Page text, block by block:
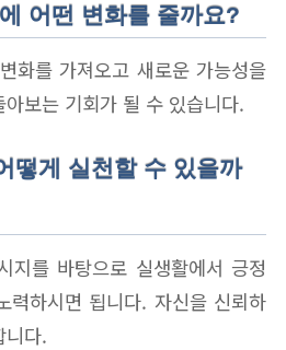
어떤 변화를 줄까요?
화를 가져오고 새로운 가능성을
보는 기회가 될 수 있습니다.
떻게 실천할 수 있을까
지를 바탕으로 실생활에서 긍정
력하시면 됩니다. 자신을 신뢰하
니다.